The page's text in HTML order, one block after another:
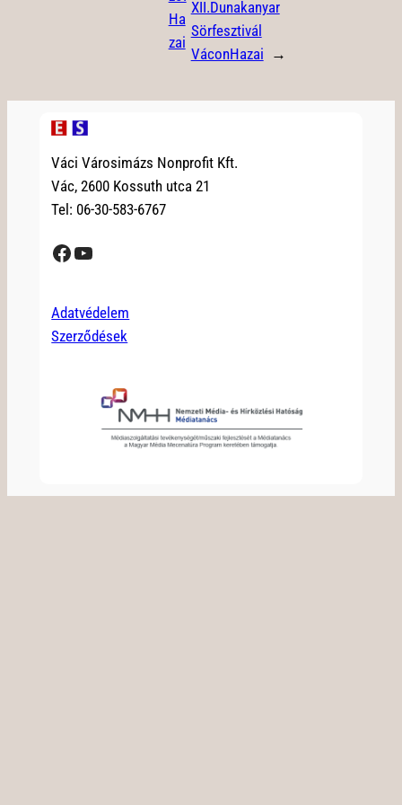
Ha
zai
XII.Dunakanyar
Sörfesztivál
VáconHazai →
Váci Városimázs Nonprofit Kft.
Vác, 2600 Kossuth utca 21
Tel: 06-30-583-6767
Facebook YouTube
Adatvédelem
Szerződések